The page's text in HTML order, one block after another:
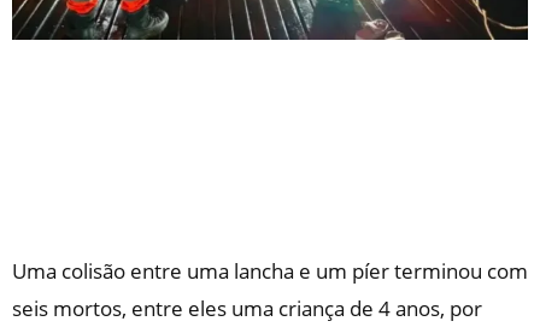
Uma colisão entre uma lancha e um píer terminou com
seis mortos, entre eles uma criança de 4 anos, por